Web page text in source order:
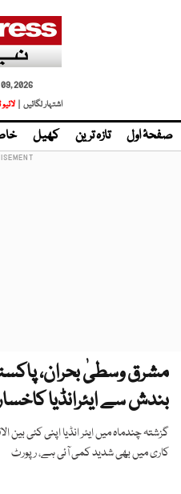
09, 2026
اشتہار لگائیں |
صفحۂ اول تازہ ترین کھیل
مشرق وسطیٰ بحران،
بندش سے ایئرانڈیا کاخسارہ 2 ارب ڈالر سے
گزشتہ چندماہ میں ایئر انڈیا اپنی کئی بین
کاری میں بھی شدید کمی آئی ہے، رپورٹ